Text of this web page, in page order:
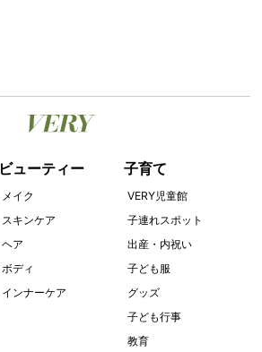
ビューティー
メイク
スキンケア
ヘア
ボディ
インナーケア
子育て
VERY児童館
子連れスポット
出産・内祝い
子ども服
グッズ
子ども行事
教育